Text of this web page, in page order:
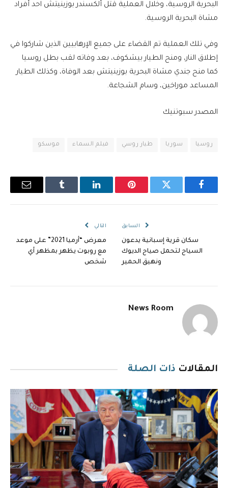
البحرية الروسية، وخلال العملية قتل ألكسندر بوزينيتش احد أفراد
مشاة البحرية الروسية.
وفي تلك العملية تم القضاء على جميع الإرهابيين الذين شاركوا في
إطلاق النار، ومنح الطيار بيشكوف، بعد وفاته لقب بطل روسيا
كما منح جندي مشاة البحرية بوزينيتش بعد الوفاة، وكذلك الطيار
المساعد موراخين، وسام الشجاعة.
المصدر سبوتنيك
روسيا سوريا طيار روسي فيلم السماء موسكو
فيسبوك تويتر بينتيريستلينكدإن Tumblr
البريد
السابق
سكان قرية إسبانية يدعون
السياح لتحمل صياح الديوك
ونهيق الحمير
التالي
معرض “أرميا 2021” على موعد
مع روبوت يظهر بمظهر أي
شخص
News Room
المقالات ذات الصلة